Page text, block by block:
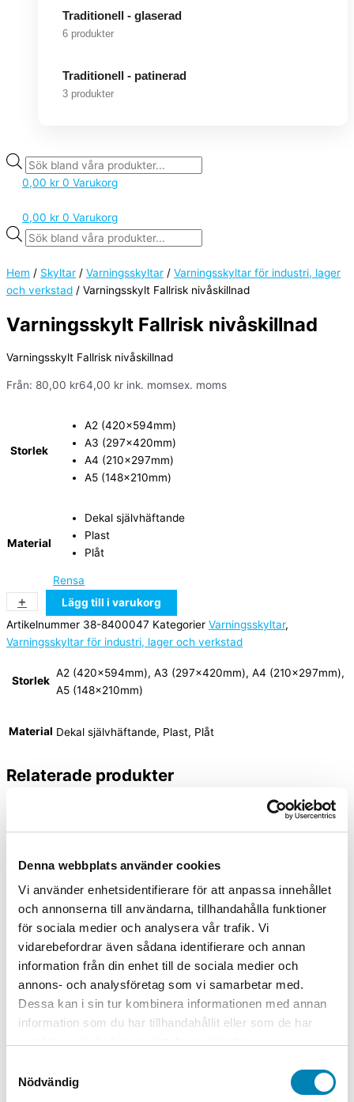
Denna webbplats använder cookies
Vi använder enhetsidentifierare för att anpassa innehållet
och annonserna till användarna, tillhandahålla funktioner
för sociala medier och analysera vår trafik. Vi
vidarebefordrar även sådana identifierare och annan
information från din enhet till de sociala medier och
annons- och analysföretag som vi samarbetar med.
Dessa kan i sin tur kombinera informationen med annan
information som du har tillhandahållit eller som de har
Nödvändig
Traditionell - glaserad
6 produkter
Traditionell - patinerad
3 produkter
0,00 kr 0 Varukorg
0,00 kr 0 Varukorg
Hem / Skyltar / Varningsskyltar / Varningsskyltar för industri, lager
och verkstad / Varningsskylt Fallrisk nivåskillnad
Varningsskylt Fallrisk nivåskillnad
Varningsskylt Fallrisk nivåskillnad
Från: 80,00 kr64,00 kr ink. momsex. moms
Storlek
A2 (420x594mm)
A3 (297x420mm)
A4 (210x297mm)
A5 (148x210mm)
Material
Dekal självhäftande
Plast
Plåt
Rensa
-
+
Lägg till i varukorg
Artikelnummer 38-8400047 Kategorier Varningsskyltar,
Varningsskyltar för industri, lager och verkstad
Storlek
A2 (420x594mm), A3 (297x420mm), A4 (210x297mm),
A5 (148x210mm)
Material Dekal självhäftande, Plast, Plåt
Relaterade produkter
Varningsskylt Bakspänning arbeta
endast efter allpolig frånkoppling
ex. moms
Arbetsmiljöskyltar
Varningsskylt Hälsofarliga ämnen
Arbetsmiljöskyltar